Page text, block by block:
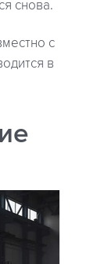
снова.
с
в